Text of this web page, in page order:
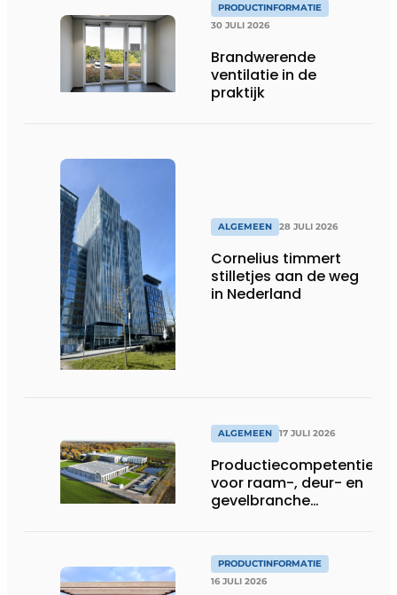
PRODUCTINFORMATIE
30 JULI 2026
Brandwerende
ventilatie in de
praktijk
ALGEMEEN 28 JULI 2026
Cornelius timmert
stilletjes aan de weg
in Nederland
ALGEMEEN 17 JULI 2026
Productiecompetentie
voor raam-, deur- en
gevelbranche
PRODUCTINFORMATIE
16 JULI 2026